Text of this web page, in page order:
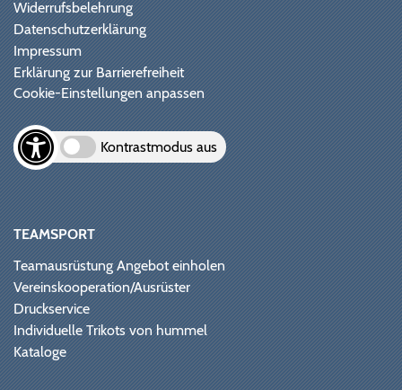
Widerrufsbelehrung
Datenschutzerklärung
Impressum
Erklärung zur Barrierefreiheit
Cookie-Einstellungen anpassen
Kontrastmodus aus
TEAMSPORT
Teamausrüstung Angebot einholen
Vereinskooperation/Ausrüster
Druckservice
Individuelle Trikots von hummel
Kataloge